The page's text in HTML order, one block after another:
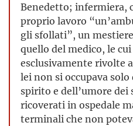
Benedetto; infermiera,
proprio lavoro
gli sfollati”, un
quello del medico, le
esclusivamente rivolte
lei non si occupava
spirito e dell’umore
ricoverati in ospedale
terminali che non